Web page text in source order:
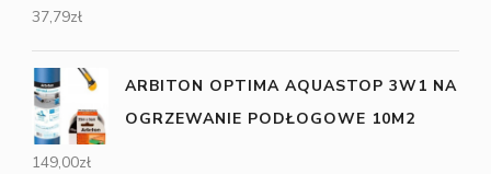
37,79zł
ARBITON OPTIMA AQUASTOP 3W1 NA
OGRZEWANIE PODŁOGOWE 10M2
149,00zł